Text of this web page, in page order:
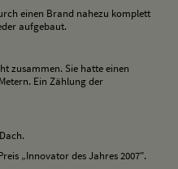
einen Brand nahezu komplett
aufgebaut.
zusammen. Sie hatte einen
Ein Zählung der
„Innovator des Jahres 2007".